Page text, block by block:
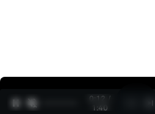
0:12 /
1:40